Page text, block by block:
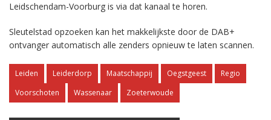
Leidschendam-Voorburg is via dat kanaal te horen.
Sleutelstad opzoeken kan het makkelijkste door de DAB+
ontvanger automatisch alle zenders opnieuw te laten scannen.
Leiden Leiderdorp Maatschappij Oegstgeest
Regio
Voorschoten
Wassenaar Zoeterwoude